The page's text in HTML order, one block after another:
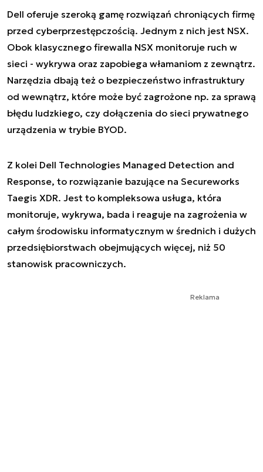
Dell oferuje szeroką gamę rozwiązań chroniących firmę
przed cyberprzestępczością. Jednym z nich jest NSX.
Obok klasycznego firewalla NSX monitoruje ruch w
sieci - wykrywa oraz zapobiega włamaniom z zewnątrz.
Narzędzia dbają też o bezpieczeństwo infrastruktury
od wewnątrz, które może być zagrożone np. za sprawą
błędu ludzkiego, czy dołączenia do sieci prywatnego
urządzenia w trybie BYOD.
Z kolei Dell Technologies Managed Detection and
Response, to rozwiązanie bazujące na Secureworks
Taegis XDR. Jest to kompleksowa usługa, która
monitoruje, wykrywa, bada i reaguje na zagrożenia w
całym środowisku informatycznym w średnich i dużych
przedsiębiorstwach obejmujących więcej, niż 50
stanowisk pracowniczych.
Reklama